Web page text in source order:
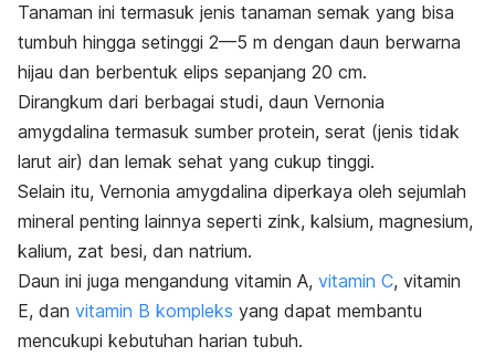
Tanaman ini termasuk jenis tanaman semak yang bisa
tumbuh hingga setinggi 2—5 m dengan daun berwarna
hijau dan berbentuk elips sepanjang 20 cm.
Dirangkum dari berbagai studi, daun Vernonia
amygdalina termasuk sumber protein, serat (jenis tidak
larut air) dan lemak sehat yang cukup tinggi.
Selain itu, Vernonia amygdalina diperkaya oleh sejumlah
mineral penting lainnya seperti zink, kalsium, magnesium,
kalium, zat besi, dan natrium.
Daun ini juga mengandung vitamin A, vitamin C, vitamin
E, dan vitamin B kompleks yang dapat membantu
mencukupi kebutuhan harian tubuh.